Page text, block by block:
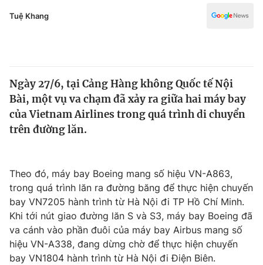
Thế giới
Tin tức
Câu chuyện quốc tế
Thị trường
Góc doanh nghiệp
Dữ liệu và đời sống
Truyền hình
Phim VTV
Hậu trường
Giải trí
Đời sống
Tuệ Khang
Ngày 27/6, tại Cảng Hàng không Quốc tế Nội
Bài, một vụ va chạm đã xảy ra giữa hai máy bay
của Vietnam Airlines trong quá trình di chuyển
trên đường lăn.
Theo đó, máy bay Boeing mang số hiệu VN-A863,
trong quá trình lăn ra đường băng để thực hiện chuyến
bay VN7205 hành trình từ Hà Nội đi TP Hồ Chí Minh.
Khi tới nút giao đường lăn S và S3, máy bay Boeing đã
va cánh vào phần đuôi của máy bay Airbus mang số
hiệu VN-A338, đang dừng chờ để thực hiện chuyến
bay VN1804 hành trình từ Hà Nội đi Điện Biên.